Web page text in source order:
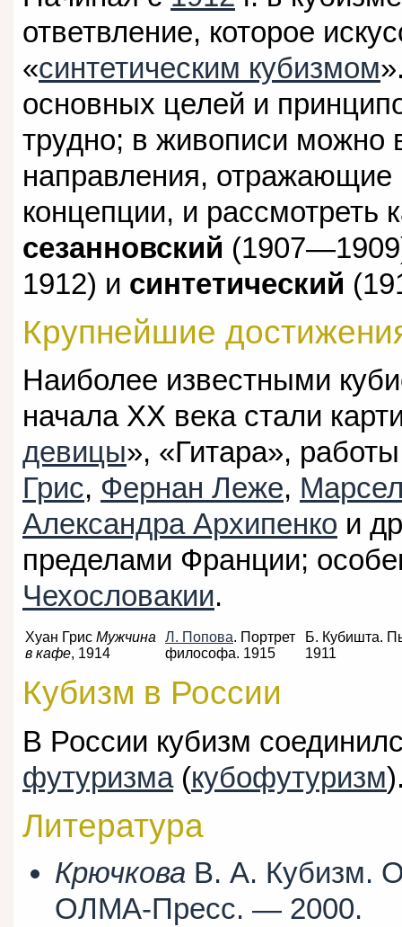
ответвление, которое
«синтетическим кубизмом
основных целей и
трудно; в живописи можно
направления, отражающие
концепции, и рассмотреть
сезанновский
1912) и синтетический
Крупнейшие
Наиболее известными
начала XX века стали
девицы», «Гитара»,
Грис, Фернан Леже,
Александра Архипенко и
пределами Франции;
Чехословакии.
Хуан Грис Мужчина
в кафе, 1914
Л. Попова. Портрет
философа. 1915
Б. Кубишта.
1911
Кубизм в России
В России кубизм
футуризма(кубофутуризм
Литература
Крючкова В. А. Кубизм.
ОЛМА-Пресс. — 2000.